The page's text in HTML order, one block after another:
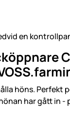
höns. Perfekt
har gått in -